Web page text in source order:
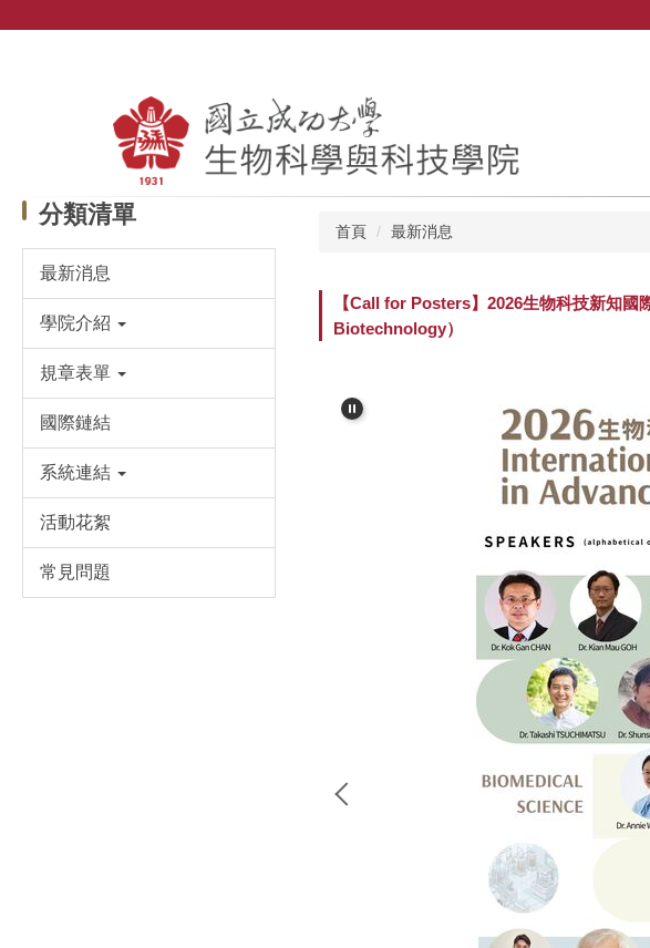
分類清單
最新消息
學院介紹
規章表單
國際鏈結
系統連結
活動花絮
常見問題
首頁 最新消息
【Call for Posters】2026生物科技新知
Biotechnology）